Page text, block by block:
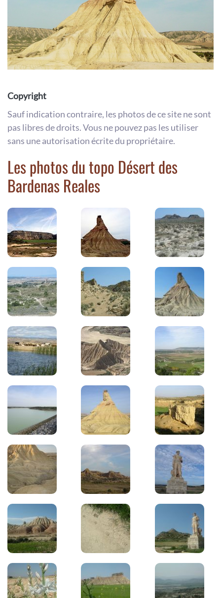
Copyright
Sauf indication contraire, les photos de ce site ne sont
pas libres de droits. Vous ne pouvez pas les utiliser
sans une autorisation écrite du propriétaire.
Les photos du topo Désert des
Bardenas Reales